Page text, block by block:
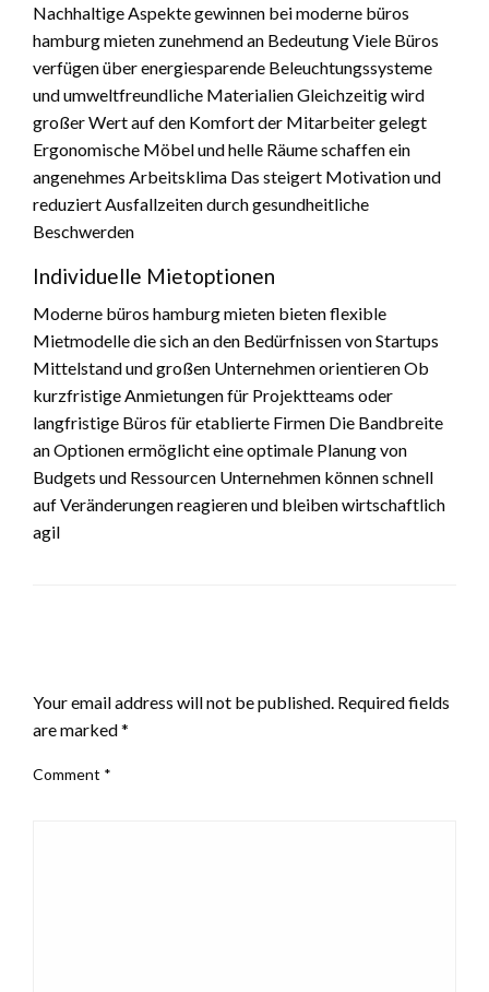
Nachhaltige Aspekte gewinnen bei moderne büros
hamburg mieten zunehmend an Bedeutung Viele Büros
verfügen über energiesparende Beleuchtungssysteme
und umweltfreundliche Materialien Gleichzeitig wird
großer Wert auf den Komfort der Mitarbeiter gelegt
Ergonomische Möbel und helle Räume schaffen ein
angenehmes Arbeitsklima Das steigert Motivation und
reduziert Ausfallzeiten durch gesundheitliche
Beschwerden
Individuelle Mietoptionen
Moderne büros hamburg mieten bieten flexible
Mietmodelle die sich an den Bedürfnissen von Startups
Mittelstand und großen Unternehmen orientieren Ob
kurzfristige Anmietungen für Projektteams oder
langfristige Büros für etablierte Firmen Die Bandbreite
an Optionen ermöglicht eine optimale Planung von
Budgets und Ressourcen Unternehmen können schnell
auf Veränderungen reagieren und bleiben wirtschaftlich
agil
Your email address will not be published. Required fields
are marked*
Comment *